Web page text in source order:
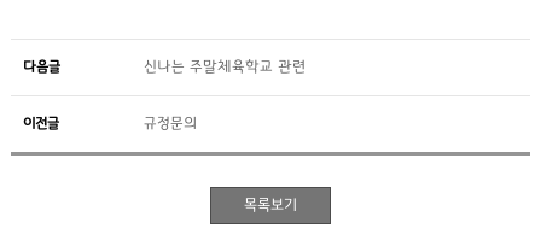
다음글 신나는 주말체육학교 관련
이전글 규정문의